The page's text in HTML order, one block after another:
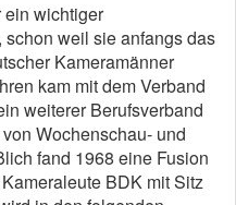
ein wichtiger
weil sie anfangs das
Kameramänner
kam mit dem Verband
weiterer Berufsverband
Wochenschau- und
fand 1968 eine Fusion
BDK mit Sitz